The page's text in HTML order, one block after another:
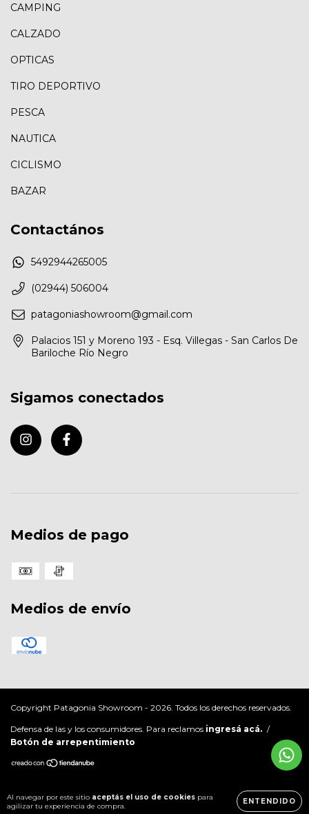
Al navegar por este sitio aceptás el uso de cookies para
agilizar tu experiencia de compra.
ENTENDIDO
CAMPING
CALZADO
OPTICAS
TIRO DEPORTIVO
PESCA
NAUTICA
CICLISMO
BAZAR
Contactános
5492944265005
(02944) 506004
patagoniashowroom@gmail.com
Palacios 151 y Moreno 193 - Esq. Villegas - San Carlos De
Bariloche Río Negro
Sigamos conectados
Medios de pago
Medios de envío
Copyright Patagonia Showroom - 2026. Todos los derechos reservados.
Defensa de las y los consumidores. Para reclamos ingresá acá. /
Botón de arrepentimiento